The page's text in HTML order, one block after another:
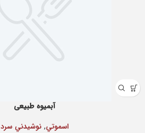
آبمیوه طبیعی
اسموتي, نوشيدني سرد